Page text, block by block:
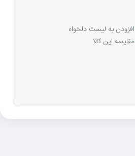
افزودن به لیست دلخواه
مقایسه این کالا